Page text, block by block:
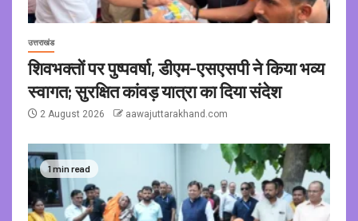
उत्तराखंड
शिवभक्तों पर पुष्पवर्षा, डीएम-एसएसपी ने किया भव्य
स्वागत; सुरक्षित कांवड़ यात्रा का दिया संदेश
2 August 2026 aawajuttarakhand.com
1 min read